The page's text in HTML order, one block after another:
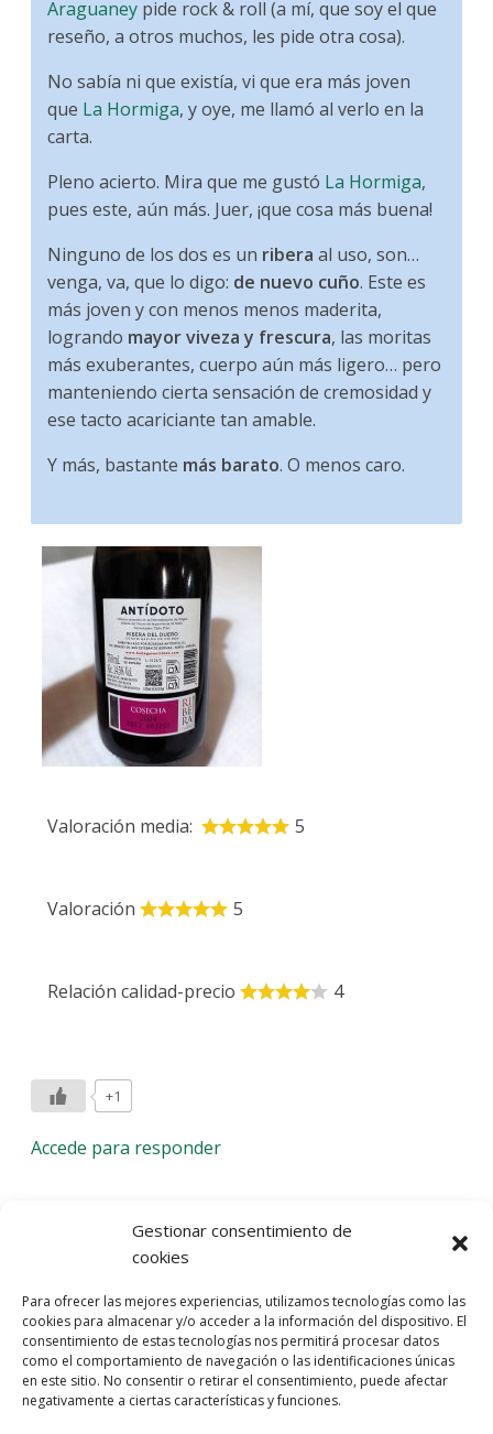
Gestionar consentimiento de
cookies
Para ofrecer las mejores experiencias, utilizamos tecnologías como las
cookies para almacenar y/o acceder a la información del dispositivo. El
consentimiento de estas tecnologías nos permitirá procesar datos
como el comportamiento de navegación o las identificaciones únicas
en este sitio. No consentir o retirar el consentimiento, puede afectar
negativamente a ciertas características y funciones.
Araguaney pide rock & roll (a mí, que soy el que
reseño, a otros muchos, les pide otra cosa).
No sabía ni que existía, vi que era más joven
que La Hormiga, y oye, me llamó al verlo en la
carta.
Pleno acierto. Mira que me gustó La Hormiga,
pues este, aún más. Juer, ¡que cosa más buena!
Ninguno de los dos es un ribera al uso, son…
venga, va, que lo digo: de nuevo cuño. Este es
más joven y con menos menos maderita,
logrando mayor viveza y frescura, las moritas
más exuberantes, cuerpo aún más ligero… pero
manteniendo cierta sensación de cremosidad y
ese tacto acariciante tan amable.
Y más, bastante más barato. O menos caro.
Valoración media: 5
Valoración 5
Relación calidad-precio 4
+1
Accede para responder
Deja una respuesta
comentario.
Entra con tu red social
He leído y acepto laPolítica de Privacidad